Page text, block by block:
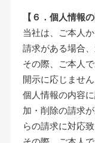
【６．個人情報
当社は、ご本人
請求がある場合
その際、ご本人
開示に応じません
個人情報の内容
加・削除の請求
らの請求に対応致